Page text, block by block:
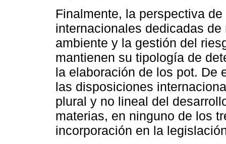
Finalmente, la perspectiva
internacionales dedicadas
ambiente y la gestión del
mantienen su tipología de
la elaboración de los pot. De
las disposiciones
plural y no lineal del
materias, en ninguno de los
incorporación en la